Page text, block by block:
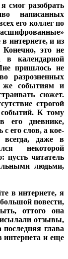
смог разобрать
написанных
его коллег по
интернете, и из
Конечно, это не
в календарной
пришлось не
разрозненных
же событиям и
сюжет.
строгой
событий. К тому
его дневнике,
его слов, а кое-
даже в
некоторой
пусть читатель
людьми,
в интернете, я
повести,
оттого она
отзывы,
глава
интернета и еще